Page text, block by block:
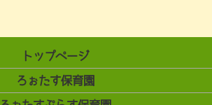
トップページ
ろぉたす保育園